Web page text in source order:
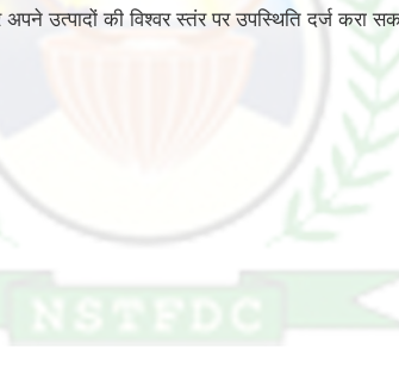
उत्पादों की विश्वर स्तंर पर उपस्थिति दर्ज करा